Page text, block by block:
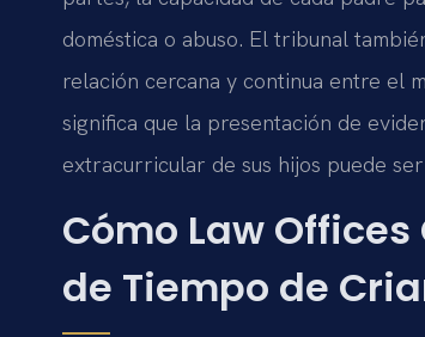
doméstica o abuso. El tribunal
relación cercana y continua entre el
significa que la presentación de
extracurricular de sus hijos puede
Cómo Law Offices
de Tiempo de